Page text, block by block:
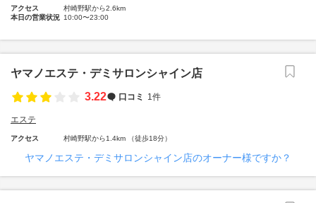
アクセス
村崎野駅から2.6km
本日の営業状況 10:00〜23:00
ヤマノエステ・デミサロンシャイン店
3.22
口コミ 1件
エステ
アクセス 村崎野駅から1.4km （徒歩18分）
ヤマノエステ・デミサロンシャイン店のオーナー様ですか？